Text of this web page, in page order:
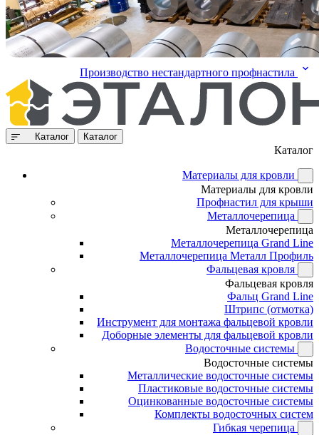
Производство нестандартного профнастила
Каталог Каталог
Каталог
Материалы для кровли
Материалы для кровли
Профнастил для крыши
Металлочерепица
Металлочерепица
Металлочерепица Grand Line
Металлочерепица Металл Профиль
Фальцевая кровля
Фальцевая кровля
Фальц Grand Line
Штрипс (отмотка)
Инструмент для монтажа фальцевой кровли
Доборные элементы для фальцевой кровли
Водосточные системы
Водосточные системы
Металлические водосточные системы
Пластиковые водосточные системы
Оцинкованные водосточные системы
Комплекты водосточных систем
Гибкая черепица